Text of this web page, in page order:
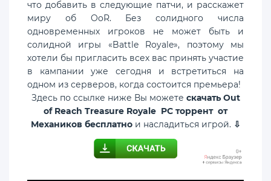
что добавить в следующие патчи, и расскажет
миру об OoR. Без солидного числа
одновременных игроков не может быть и
солидной игры «Battle Royale», поэтому мы
хотели бы пригласить всех вас принять участие
в кампании уже сегодня и встретиться на
одном из серверов, когда состоится премьера!
Здесь по ссылке ниже Вы можете скачать Out
of Reach Treasure Royale PC торрент от
Механиков бесплатнои насладиться игрой. ⇩